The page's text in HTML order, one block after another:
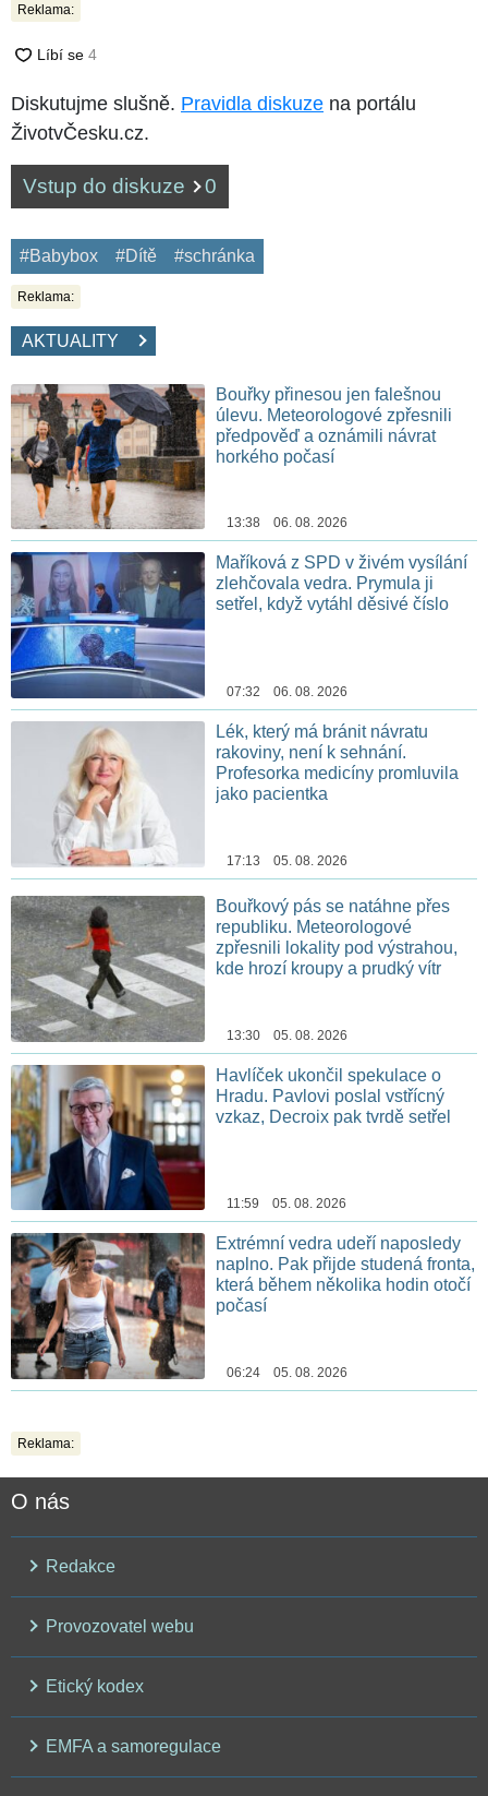
Reklama:
Diskutujme slušně. Pravidla diskuze na portálu
ŽivotvČesku.cz.
Vstup do diskuze 0
#Babybox #Dítě #schránka
Reklama:
AKTUALITY
Bouřky přinesou jen falešnou
úlevu. Meteorologové zpřesnili
předpověď a oznámili návrat
horkého počasí
13:38 06. 08. 2026
Maříková z SPD v živém vysílání
zlehčovala vedra. Prymula ji
setřel, když vytáhl děsivé číslo
07:32 06. 08. 2026
Lék, který má bránit návratu
rakoviny, není k sehnání.
Profesorka medicíny promluvila
jako pacientka
17:13 05. 08. 2026
Bouřkový pás se natáhne přes
republiku. Meteorologové
zpřesnili lokality pod výstrahou,
kde hrozí kroupy a prudký vítr
13:30 05. 08. 2026
Havlíček ukončil spekulace o
Hradu. Pavlovi poslal vstřícný
vzkaz, Decroix pak tvrdě setřel
11:59 05. 08. 2026
Extrémní vedra udeří naposledy
naplno. Pak přijde studená fronta,
která během několika hodin otočí
počasí
06:24 05. 08. 2026
Reklama:
O nás
Redakce
Provozovatel webu
Etický kodex
EMFA a samoregulace